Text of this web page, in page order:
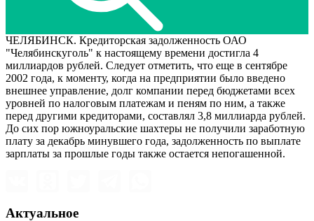
ЧЕЛЯБИНСК. Кредиторская задолженность ОАО
"Челябинскуголь" к настоящему времени достигла 4
миллиардов рублей. Следует отметить, что еще в сентябре
2002 года, к моменту, когда на предприятии было введено
внешнее управление, долг компании перед бюджетами всех
уровней по налоговым платежам и пеням по ним, а также
перед другими кредиторами, составлял 3,8 миллиарда рублей.
До сих пор южноуральские шахтеры не получили заработную
плату за декабрь минувшего года, задолженность по выплате
зарплаты за прошлые годы также остается непогашенной.
Актуальное